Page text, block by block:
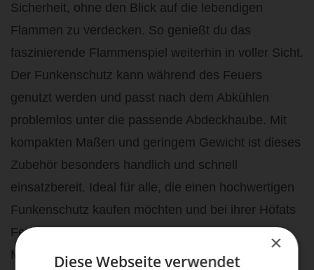
Sicherheit, ohne den Blick auf die lebendigen
Flammen zu verdecken. So genießt du das
faszinierende Flammenspiel weiterhin in voller Sicht.
Der Funkenschutz kann während des Feuers
genutzt werden und passt nach dem Abkühlen
problemlos unter die passende Abdeckhaube. Mit
kompakten Maßen und geringem Gewicht ist dieses
Zubehör besonders handlich und schnell
einsatzbereit. Ideal für alle, die einen hochwertigen
Funkenschutz kaufen möchten und bei ihrer Höfats
Feuerstelle auf Sicherheit, Komfort und langlebige
Materialien setzen.
×
Diese Webseite verwendet